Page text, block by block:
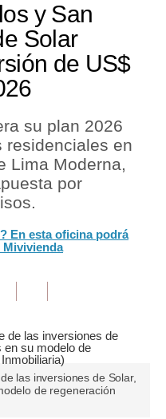
y San
Solar
de US$
su plan 2026
residenciales en
Lima Moderna,
por
En esta oficina podrá
las inversiones de Solar,
de regeneración